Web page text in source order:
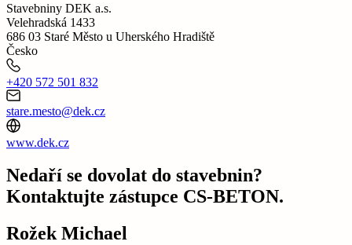
Stavebniny DEK a.s.
Velehradská 1433
686 03 Staré Město u Uherského Hradiště
Česko
+420 572 501 832
stare.mesto@dek.cz
www.dek.cz
Nedaří se dovolat do stavebnin?
Kontaktujte zástupce CS-BETON.
Rožek Michael